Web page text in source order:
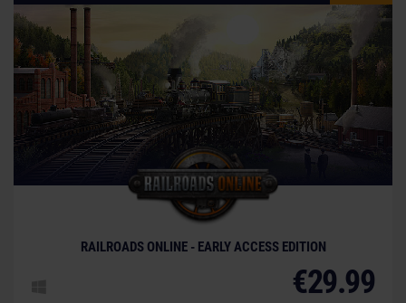
© [Translate to Korean:]
RAILROADS ONLINE - EARLY ACCESS EDITION
€29.99